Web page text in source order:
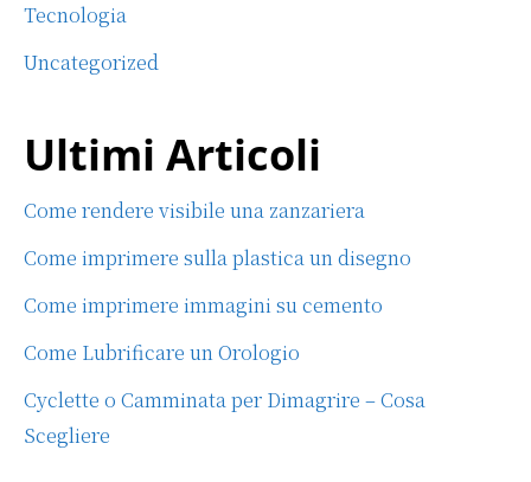
Tecnologia
Uncategorized
Ultimi Articoli
Come rendere visibile una zanzariera
Come imprimere sulla plastica un disegno
Come imprimere immagini su cemento
Come Lubrificare un Orologio
Cyclette o Camminata per Dimagrire – Cosa
Scegliere